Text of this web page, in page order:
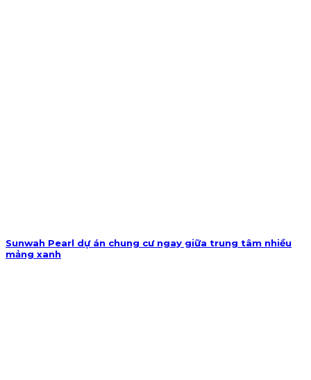
Sunwah Pearl dự án chung cư ngay giữa trung tâm nhiều
mảng xanh